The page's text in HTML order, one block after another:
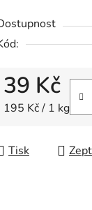
39 Kč
Měrná cena:
195 Kč / 1 kg
Tisk